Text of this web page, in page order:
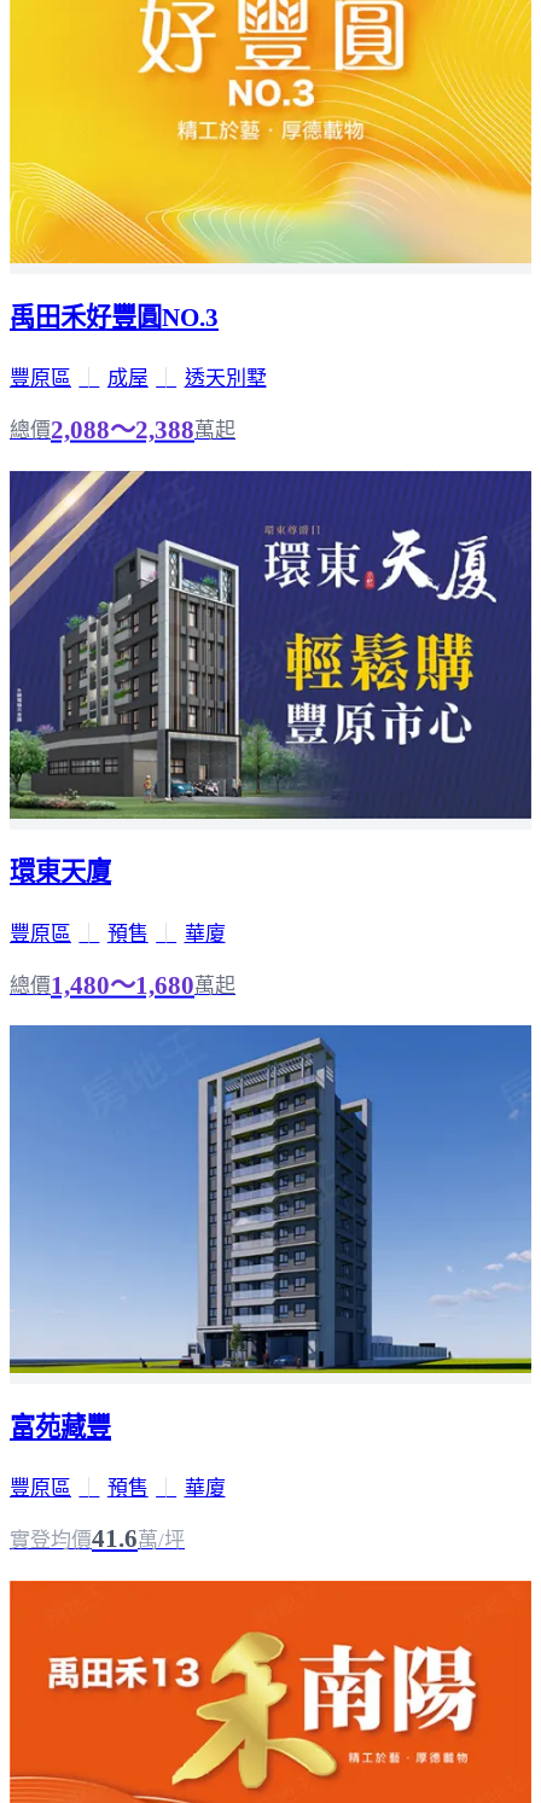
禹田禾好豐圓NO.3
豐原區 成屋 透天別墅
總價2,088～2,388萬起
環東天廈
豐原區 預售 華廈
總價1,480～1,680萬起
富苑藏豐
豐原區 預售 華廈
實登均價41.6萬/坪